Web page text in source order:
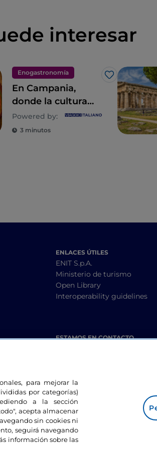
interesar
Enogastronomía
Me gusta
En Campania,
donde la cultura
culinaria es un
estilo de vida
Powered by:
3 minutos
ENLACES ÚTILES
ENIT S.p.A.
Ministerio de turismo
Open Library
Interoperability guidelines
ESTAMOS EN CONTACTO
para mejorar la
por categorías)
a la sección
acepta almacenar
sin cookies ni
seguirá navegando
información sobre las